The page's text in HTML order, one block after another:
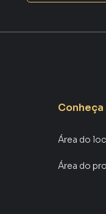
Conheça
Área do
Área do